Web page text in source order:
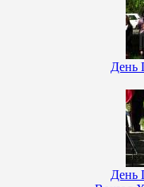
День
День